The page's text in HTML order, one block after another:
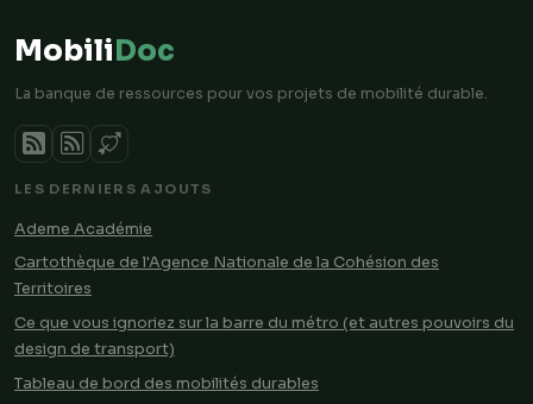
MobiliDoc
La banque de ressources pour vos projets de mobilité durable.
LES DERNIERS AJOUTS
Ademe Académie
Cartothèque de l'Agence Nationale de la Cohésion des
Territoires
Ce que vous ignoriez sur la barre du métro (et autres pouvoirs du
design de transport)
Tableau de bord des mobilités durables